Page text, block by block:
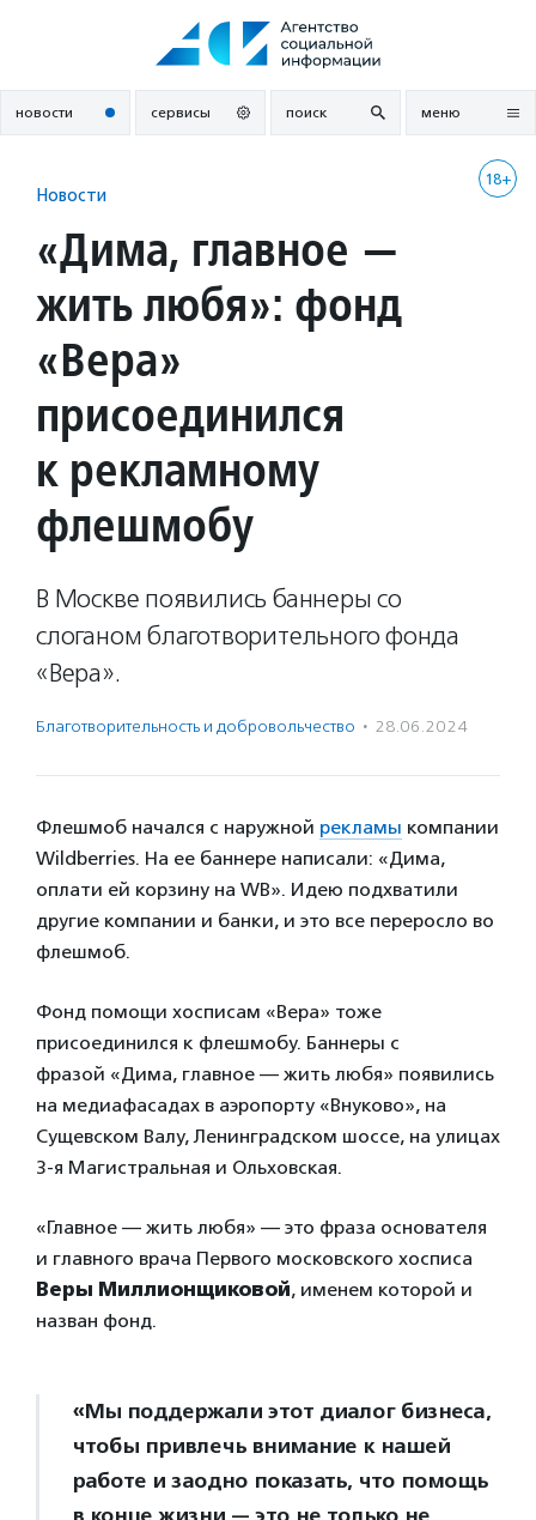
новости сервисы поиск меню
18+
Новости
«Дима, главное —
жить любя»: фонд
«Вера»
присоединился
к рекламному
флешмобу
В Москве появились баннеры со
слоганом благотворительного фонда
«Вера».
Благотвори­тель­ность и доброволь­чест­во · 28.06.2024
Флешмоб начался с наружной рекламы компании
Wildberries. На ее баннере написали: «Дима,
оплати ей корзину на WB». Идею подхватили
другие компании и банки, и это все переросло во
флешмоб.
Фонд помощи хосписам «Вера» тоже
присоединился к флешмобу. Баннеры с
фразой «Дима, главное — жить любя» появились
на медиафасадах в аэропорту «Внуково», на
Сущевском Валу, Ленинградском шоссе, на улицах
3-я Магистральная и Ольховская.
«Главное — жить любя» — это фраза основателя
и главного врача Первого московского хосписа
Веры Миллионщиковой, именем которой и
назван фонд.
«Мы поддержали этот диалог бизнеса,
чтобы привлечь внимание к нашей
работе и заодно показать, что помощь